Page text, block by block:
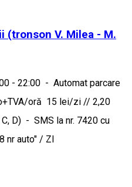
(tronson V. Milea - M.
- 22:00 - Automat parcare
oră 15 lei/zi // 2,20
D) - SMS la nr. 7420 cu
nr auto" / ZI